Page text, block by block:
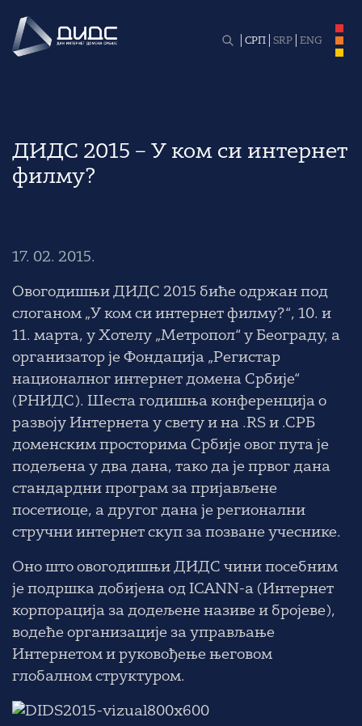
СРП SRP ENG
ДИДС 2015 – У ком си интернет
филму?
17. 02. 2015.
Овогодишњи ДИДС 2015 биће одржан под
слоганом „У ком си интернет филму?“, 10. и
11. марта, у Хотелу „Метропол“ у Београду, а
организатор је Фондација „Регистар
националног интернет домена Србије“
(РНИДС). Шеста годишња конференција о
развоју Интернета у свету и на .RS и .СРБ
доменским просторима Србије овог пута је
подељена у два дана, тако да је првог дана
стандардни програм за пријављене
посетиоце, а другог дана је регионални
стручни интернет скуп за позване учеснике.
Оно што овогодишњи ДИДС чини посебним
је подршка добијена од ICANN-a (Интернет
корпорација за додељене називе и бројеве),
водеће организације за управљање
Интернетом и руковођење његовом
глобалном структуром.